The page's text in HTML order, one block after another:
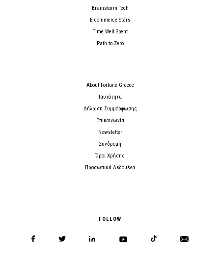
Brainstorm Tech
E-commerce Stars
Time Well Spent
Path to Zero
About Fortune Greece
Ταυτότητα
Δήλωση Συμμόρφωσης
Επικοινωνία
Newsletter
Συνδρομή
Όροι Χρήσης
Προσωπικά Δεδομένα
FOLLOW